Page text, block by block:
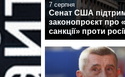
7 серпня
Сенат США
законопроєкт про
санкції» проти